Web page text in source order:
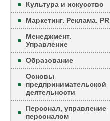
Культура и искусство
Маркетинг. Реклама. PR
Менеджмент.
Управление
Образование
Основы
предпринимательской
деятельности
Персонал, управление
персоналом